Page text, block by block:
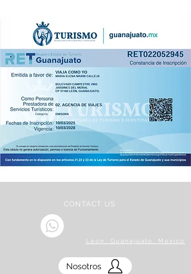
CONTACT US
León, Guanajuato, Mexico
Nosotros